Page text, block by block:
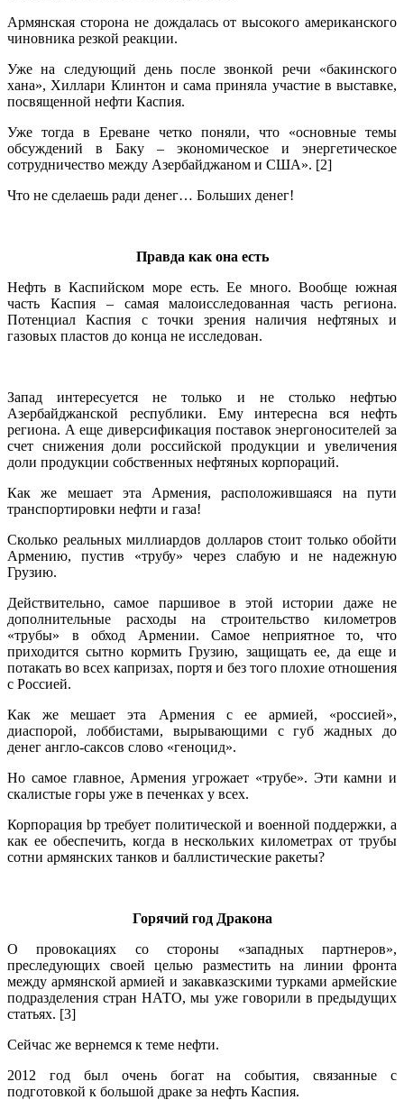
Армянская сторона не дождалась от высокого американского
чиновника резкой реакции.
Уже на следующий день после звонкой речи «бакинского
хана», Хиллари Клинтон и сама приняла участие в выставке,
посвященной нефти Каспия.
Уже тогда в Ереване четко поняли, что «основные темы
обсуждений в Баку – экономическое и энергетическое
сотрудничество между Азербайджаном и США». [2]
Что не сделаешь ради денег… Больших денег!
Правда как она есть
Нефть в Каспийском море есть. Ее много. Вообще южная
часть Каспия – самая малоисследованная часть региона.
Потенциал Каспия с точки зрения наличия нефтяных и
газовых пластов до конца не исследован.
Запад интересуется не только и не столько нефтью
Азербайджанской республики. Ему интересна вся нефть
региона. А еще диверсификация поставок энергоносителей за
счет снижения доли российской продукции и увеличения
доли продукции собственных нефтяных корпораций.
Как же мешает эта Армения, расположившаяся на пути
транспортировки нефти и газа!
Сколько реальных миллиардов долларов стоит только обойти
Армению, пустив «трубу» через слабую и не надежную
Грузию.
Действительно, самое паршивое в этой истории даже не
дополнительные расходы на строительство километров
«трубы» в обход Армении. Самое неприятное то, что
приходится сытно кормить Грузию, защищать ее, да еще и
потакать во всех капризах, портя и без того плохие отношения
с Россией.
Как же мешает эта Армения с ее армией, «россией»,
диаспорой, лоббистами, вырывающими с губ жадных до
денег англо-саксов слово «геноцид».
Но самое главное, Армения угрожает «трубе». Эти камни и
скалистые горы уже в печенках у всех.
Корпорация bp требует политической и военной поддержки, а
как ее обеспечить, когда в нескольких километрах от трубы
сотни армянских танков и баллистические ракеты?
Горячий год Дракона
О провокациях со стороны «западных партнеров»,
преследующих своей целью разместить на линии фронта
между армянской армией и закавказскими турками армейские
подразделения стран НАТО, мы уже говорили в предыдущих
статьях. [3]
Сейчас же вернемся к теме нефти.
2012 год был очень богат на события, связанные с
подготовкой к большой драке за нефть Каспия.